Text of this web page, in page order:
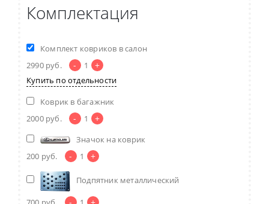
Комплектация
Комплект ковриков в салон
2990 руб. - 1 +
Купить по отдельности
Коврик в багажник
2000 руб. - 1 +
Значок на коврик
200 руб. - 1 +
Подпятник металлический
- +